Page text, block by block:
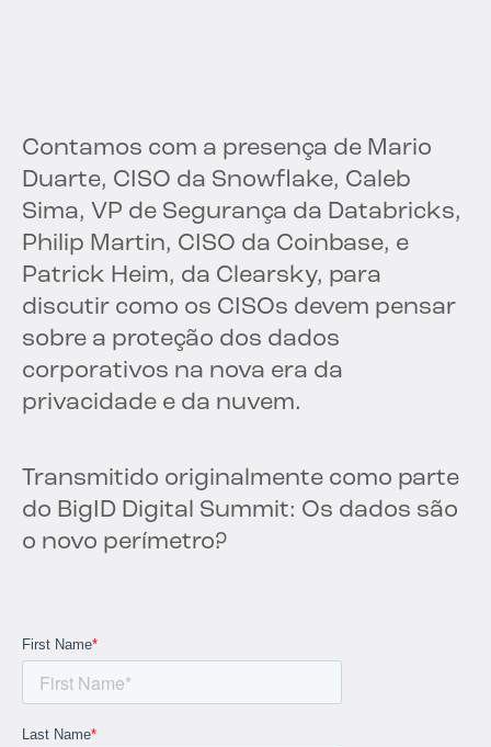
Contamos com a presença de Mario
Duarte, CISO da Snowflake, Caleb
Sima, VP de Segurança da Databricks,
Philip Martin, CISO da Coinbase, e
Patrick Heim, da Clearsky, para
discutir como os CISOs devem pensar
sobre a proteção dos dados
corporativos na nova era da
privacidade e da nuvem.
Transmitido originalmente como parte
do BigID Digital Summit: Os dados são
o novo perímetro?